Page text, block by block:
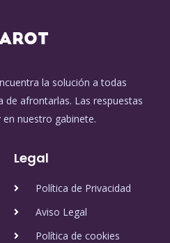
la solución a todas
de afrontarlas. Las respuestas
nuestro gabinete.
Legal
Política de Privacidad
Aviso Legal
Política de cookies